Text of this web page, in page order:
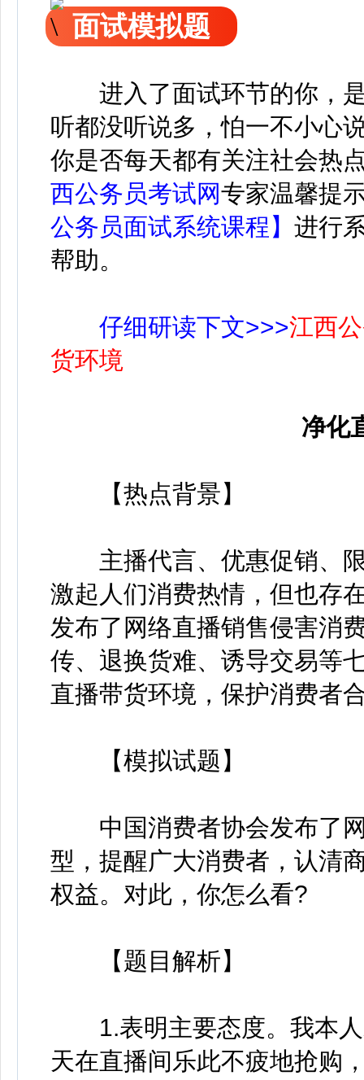
面试模拟题
进入了面试环节的你，
听都没听说多，怕一不小心
你是否每天都有关注社会热
西公务员考试网专家温馨提
公务员面试系统课程】 进行
帮助。
仔细研读下文>>>江西
货环境
净化
【热点背景】
主播代言、优惠促销、限
激起人们消费热情，但也存
发布了网络直播销售侵害消
传、退换货难、诱导交易等
直播带货环境，保护消费者
【模拟试题】
中国消费者协会发布了网
型，提醒广大消费者，认清
权益。对此，你怎么看?
【题目解析】
1.表明主要态度。我本人
天在直播间乐此不疲地抢购